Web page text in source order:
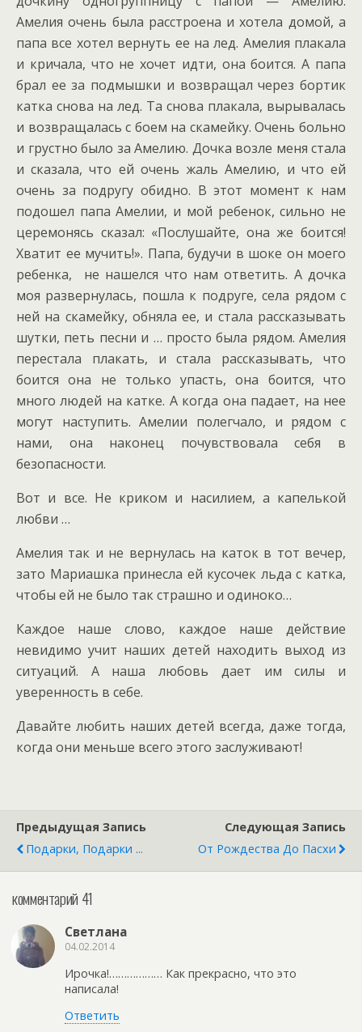
Амелия очень была расстроена и хотела домой, а
папа все хотел вернуть ее на лед. Амелия плакала
и кричала, что не хочет идти, она боится. А папа
брал ее за подмышки и возвращал через бортик
катка снова на лед. Та снова плакала, вырывалась
и возвращалась с боем на скамейку. Очень больно
и грустно было за Амелию. Дочка возле меня стала
и сказала, что ей очень жаль Амелию, и что ей
очень за подругу обидно. В этот момент к нам
подошел папа Амелии, и мой ребенок, сильно не
церемонясь сказал: «Послушайте, она же боится!
Хватит ее мучить!». Папа, будучи в шоке он моего
ребенка, не нашелся что нам ответить. А дочка
моя развернулась, пошла к подруге, села рядом с
ней на скамейку, обняла ее, и стала рассказывать
шутки, петь песни и … просто была рядом. Амелия
перестала плакать, и стала рассказывать, что
боится она не только упасть, она боится, что
много людей на катке. А когда она падает, на нее
могут наступить. Амелии полегчало, и рядом с
нами, она наконец почувствовала себя в
безопасности.
Вот и все. Не криком и насилием, а капелькой
любви …
Амелия так и не вернулась на каток в тот вечер,
зато Мариашка принесла ей кусочек льда с катка,
чтобы ей не было так страшно и одиноко…
Каждое наше слово, каждое наше действие
невидимо учит наших детей находить выход из
ситуаций. А наша любовь дает им силы и
уверенность в себе.
Давайте любить наших детей всегда, даже тогда,
когда они меньше всего этого заслуживают!
Предыдущая Запись
Подарки, Подарки ...
Следующая Запись
От Рождества До Пасхи
комментарий 41
Светлана
04.02.2014
Ирочка!……………… Как прекрасно, что это
написала!
Ответить